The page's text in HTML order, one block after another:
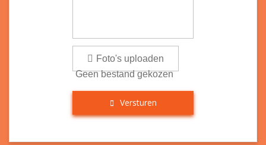
Foto's uploaden
Geen bestand gekozen
Versturen